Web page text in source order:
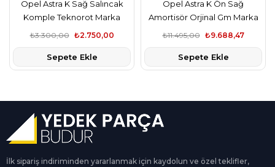
Opel Astra K Sağ Salıncak
Komple Teknorot Marka
₺2.750,00
₺3.300,00
Sepete Ekle
Opel Astra K Ön Sağ
Amortisör Orjinal Gm Marka
₺9.688,47
₺11.495,00
Sepete Ekle
İlk sipariş indiriminden yararlanmak için kaydolun ve özel teklifler,